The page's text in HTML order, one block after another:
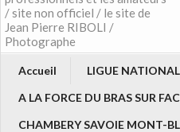
/ site non officiel / le site de
Jean Pierre RIBOLI /
Photographe
Accueil
LIGUE
A LA FORCE DU BRAS SUR
CHAMBERY SAVOIE MONT-